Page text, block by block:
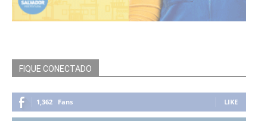
FIQUE CONECTADO
1,362 Fans LIKE